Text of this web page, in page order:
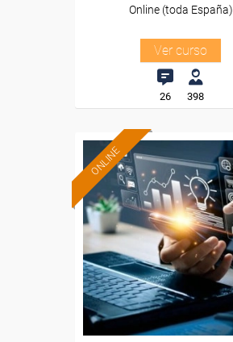
Online (toda España)
Ver curso
26 398
ONLINE
Formación 100%
subvencionada.
Para desempleados,
trabajadores y autónomos.
Sector
-Información, Comunicación
y Artes Gráficas.